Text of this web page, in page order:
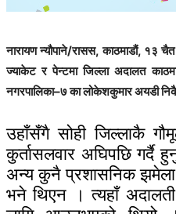
नारायण न्यौपाने/रासस, काठमाडौं, १३
ज्याकेट र पेन्टमा जिल्ला अदालत
नगरपालिका–७ का लोकेशकुमार अयडी
उहाँसँगै सोही जिल्लाकै
कुर्तासलवार अघिपछि गर्दै
अन्य कुनै प्रशासनिक झमेला
भने थिएन । त्यहाँ अदालती